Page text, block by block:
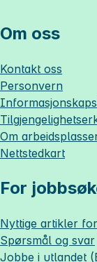
Om oss
Kontakt oss
Personvern
Om
Nettstedkart
For
Nyttige artikler
Spørsmål og svar
Jobbe i utlandet